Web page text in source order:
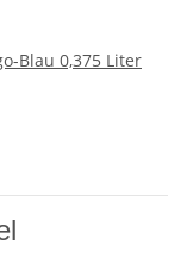
Blau 0,375 Liter